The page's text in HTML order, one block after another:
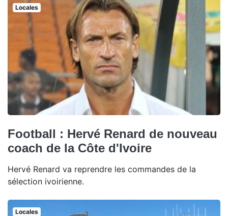
Locales
Football : Hervé Renard de nouveau
coach de la Côte d'Ivoire
Hervé Renard va reprendre les commandes de la
sélection ivoirienne.
Locales